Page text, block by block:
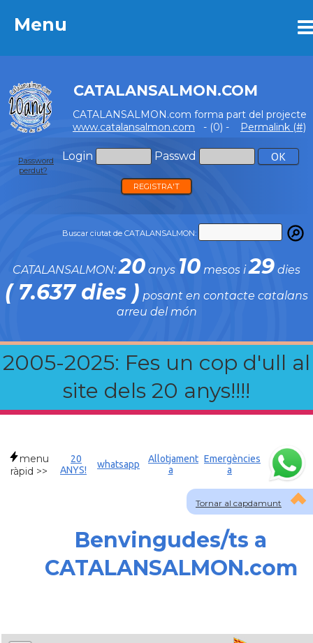
Menu
CATALANSALMON.COM
CATALANSALMON.com forma part del projecte
www.catalansalmon.com - (0) - Permalink (#)
Login Passwd
Password
perdut?
REGISTRA'T
Buscar ciutat de CATALANSALMON:
CATALANSALMON:20 anys 10 mesos i29 dies
( 7.637 dies ) posant en contacte catalans
arreu del món
2005-2025: Fes un cop d'ull al
site dels 20 anys!!!!
Menu
Tornar al capdamunt
menu
ràpid >>
20
ANYS!
whatsapp
Allotjament
a
Emergències
a
Benvingudes/ts a
CATALANSALMON.com